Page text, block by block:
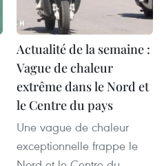
Actualité de la semaine :
Vague de chaleur
extrême dans le Nord et
le Centre du pays
Une vague de chaleur
exceptionnelle frappe le